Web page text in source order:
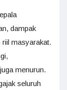
dampak
riil masyarakat.
menurun.
seluruh